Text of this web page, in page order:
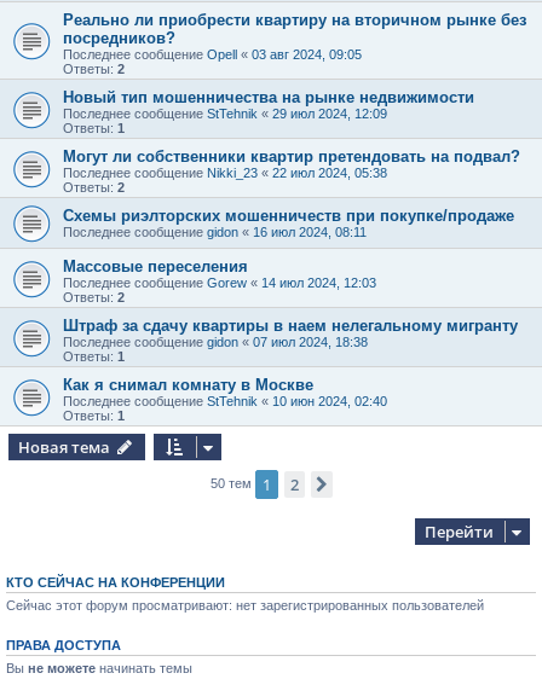
Реально ли приобрести квартиру на вторичном рынке без
посредников?
Последнее сообщение Opell « 03 авг 2024, 09:05
Ответы: 2
Новый тип мошенничества на рынке недвижимости
Последнее сообщение StTehnik « 29 июл 2024, 12:09
Ответы: 1
Могут ли собственники квартир претендовать на подвал?
Последнее сообщение Nikki_23 « 22 июл 2024, 05:38
Ответы: 2
Схемы риэлторских мошенничеств при покупке/продаже
Последнее сообщение gidon « 16 июл 2024, 08:11
Массовые переселения
Последнее сообщение Gorew « 14 июл 2024, 12:03
Ответы: 2
Штраф за сдачу квартиры в наем нелегальному мигранту
Последнее сообщение gidon « 07 июл 2024, 18:38
Ответы: 1
Как я снимал комнату в Москве
Последнее сообщение StTehnik « 10 июн 2024, 02:40
Ответы: 1
Новая тема
50 тем 1 2
Перейти
КТО СЕЙЧАС НА КОНФЕРЕНЦИИ
Сейчас этот форум просматривают: нет зарегистрированных пользователей
ПРАВА ДОСТУПА
Вы не можете начинать темы